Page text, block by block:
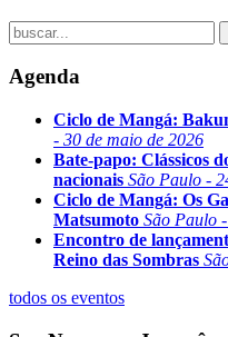
Agenda
Ciclo de Mangá:
- 30 de maio de 2026
Bate-papo: Clássicos
nacionais São Paulo -
Ciclo de Mangá: Os
Matsumoto São Paulo
Encontro de
Reino das Sombras
todos os eventos